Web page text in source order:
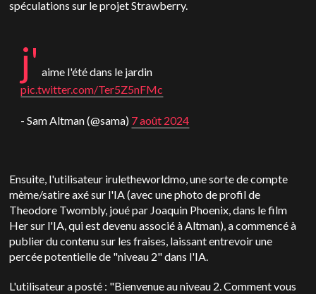
spéculations sur le projet Strawberry.
j' aime l'été dans le jardin
pic.twitter.com/Ter5Z5nFMc
- Sam Altman (@sama) 7 août 2024
Ensuite, l'utilisateur iruletheworldmo, une sorte de compte
mème/satire axé sur l'IA (avec une photo de profil de
Theodore Twombly, joué par Joaquin Phoenix, dans le film
Her sur l'IA, qui est devenu associé à Altman), a commencé à
publier du contenu sur les fraises, laissant entrevoir une
percée potentielle de "niveau 2" dans l'IA.
L'utilisateur a posté : "Bienvenue au niveau 2. Comment vous